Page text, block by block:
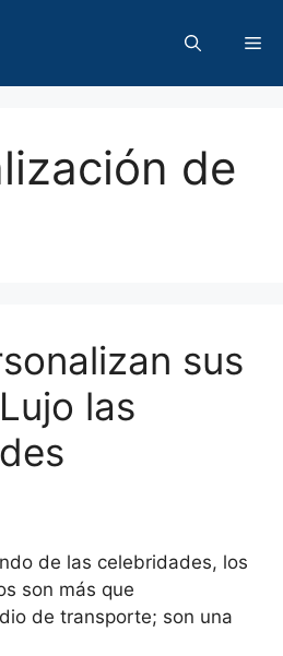
de
sus
las
de las celebridades, los
son más que
de transporte; son una